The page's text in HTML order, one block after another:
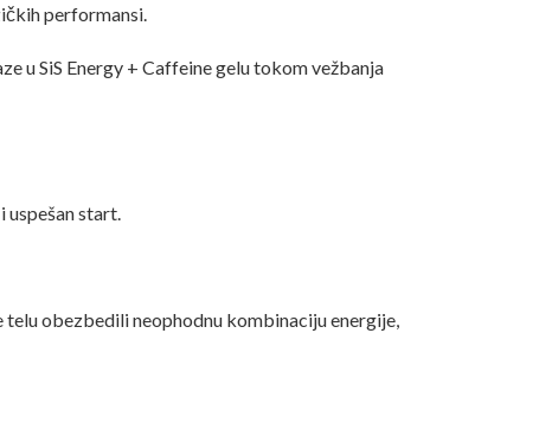
performansi.
u SiS Energy + Caffeine gelu tokom vežbanja
start.
obezbedili neophodnu kombinaciju energije,